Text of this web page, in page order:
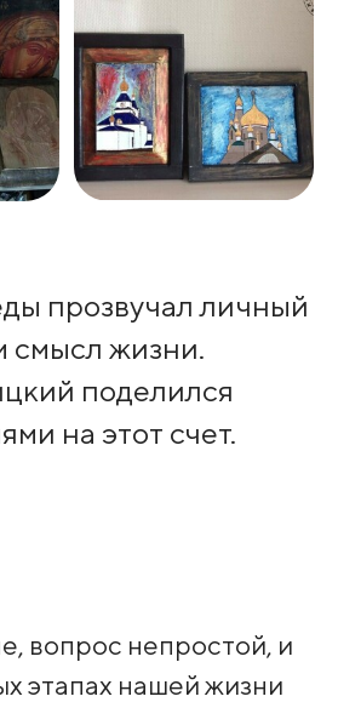
прозвучал личный
смысл жизни.
поделился
на этот счет.
вопрос непростой, и
этапах нашей жизни